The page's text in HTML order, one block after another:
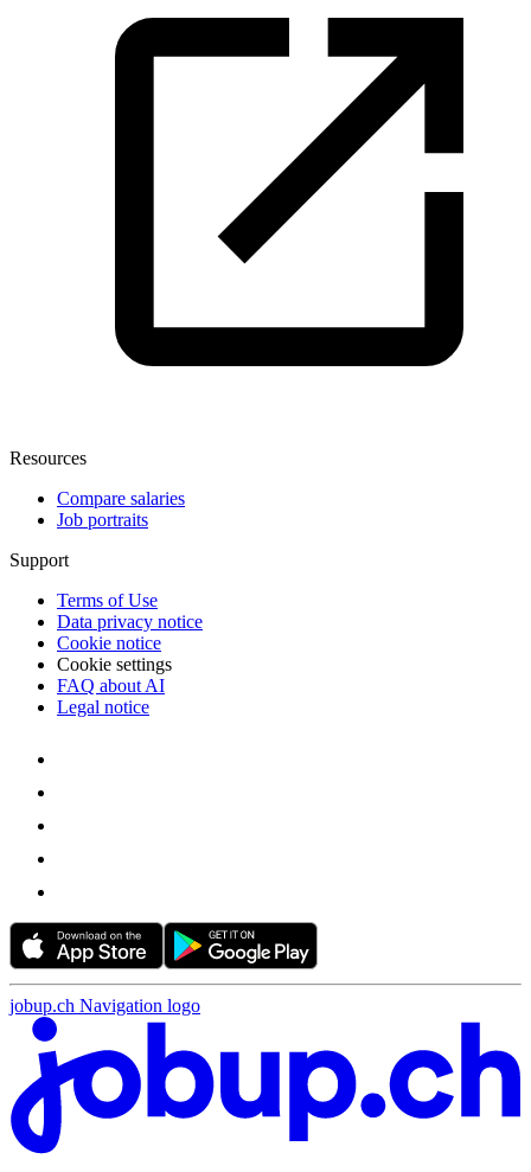
Resources
Compare salaries
Job portraits
Support
Terms of Use
Data privacy notice
Cookie notice
Cookie settings
FAQ about AI
Legal notice
jobup.ch Navigation logo